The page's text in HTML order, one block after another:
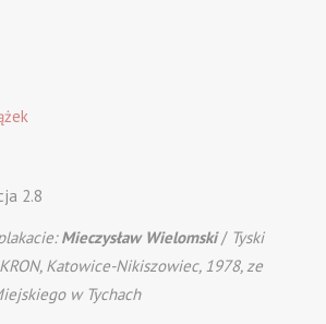
2.8
Mieczysław Wielomski/ Tyski
Katowice-Nikiszowiec, 1978, ze
w Tychach